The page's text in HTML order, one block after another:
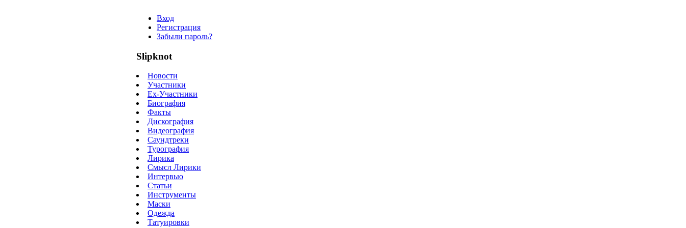
Вход
Регистрация
Забыли пароль?
Slipknot
Новости
Участники
Ex-Участники
Биография
Факты
Дискография
Видеография
Саундтреки
Турография
Лирика
Смысл Лирики
Интервью
Статьи
Инструменты
Маски
Одежда
Татуировки